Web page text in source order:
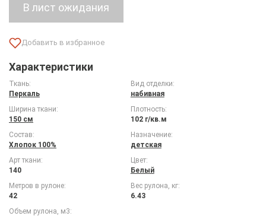
Характеристики
Ткань:
Перкаль
Вид отделки:
набивная
Ширина ткани:
150 см
Плотность:
102 г/кв.м
Состав:
Хлопок 100%
Назначение:
детская
Арт ткани:
140
Цвет:
Белый
Метров в рулоне:
42
Вес рулона, кг:
6.43
Объем рулона, м3: